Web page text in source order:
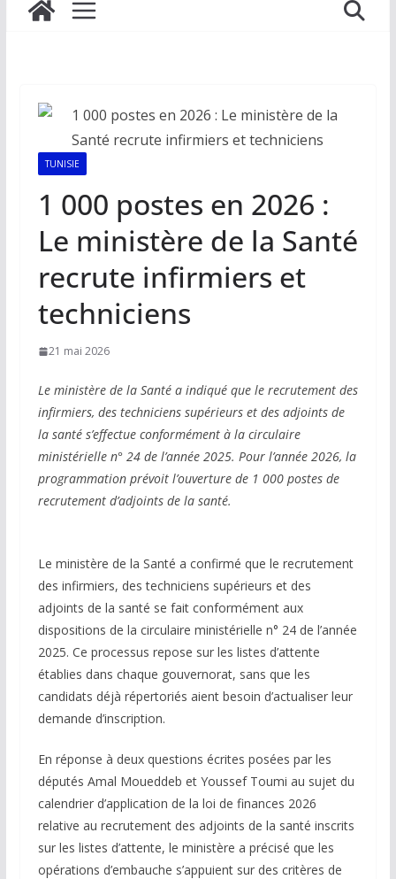
TUNISIE
1 000 postes en 2026 :
Le ministère de la Santé
recrute infirmiers et
techniciens
21 mai 2026
Le ministère de la Santé a indiqué que le recrutement des
infirmiers, des techniciens supérieurs et des adjoints de
la santé s’effectue conformément à la circulaire
ministérielle n° 24 de l’année 2025. Pour l’année 2026, la
programmation prévoit l’ouverture de 1 000 postes de
recrutement d’adjoints de la santé.
Le ministère de la Santé a confirmé que le recrutement
des infirmiers, des techniciens supérieurs et des
adjoints de la santé se fait conformément aux
dispositions de la circulaire ministérielle n° 24 de l’année
2025. Ce processus repose sur les listes d’attente
établies dans chaque gouvernorat, sans que les
candidats déjà répertoriés aient besoin d’actualiser leur
demande d’inscription.
En réponse à deux questions écrites posées par les
députés Amal Moueddeb et Youssef Toumi au sujet du
calendrier d’application de la loi de finances 2026
relative au recrutement des adjoints de la santé inscrits
sur les listes d’attente, le ministère a précisé que les
opérations d’embauche s’appuient sur des critères de